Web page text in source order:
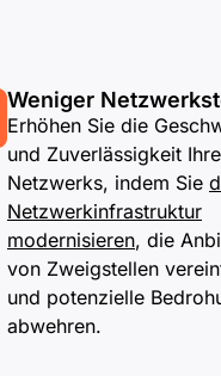
Weniger
Erhöhen Sie die
und Zuverlässigkeit
Netzwerks, indem Sie
Netzwerkinfrastruktur
modernisieren, die
von Zweigstellen
und potenzielle
abwehren.